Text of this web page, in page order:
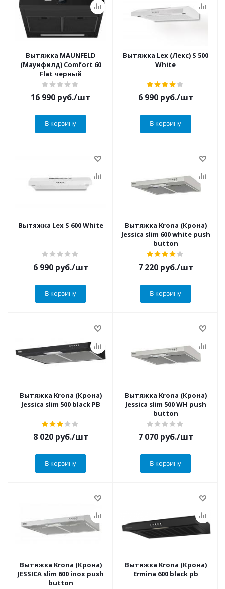
Вытяжка MAUNFELD
(Маунфилд) Comfort 60
Flat черный
16 990 руб./шт
В корзину
Вытяжка Lex (Лекс) S 500
White
6 990руб./шт
В корзину
Вытяжка Lex S 600 White
6 990руб./шт
В корзину
Вытяжка Krona (Крона)
Jessica slim 600 white push
button
7 220руб./шт
В корзину
Вытяжка Krona (Крона)
Jessica slim 500 black PB
8 020руб./шт
В корзину
Вытяжка Krona (Крона)
Jessica slim 500 WH push
button
7 070руб./шт
В корзину
Вытяжка Krona (Крона)
JESSICA slim 600 inox push
button
Вытяжка Krona (Крона)
Ermina 600 black pb